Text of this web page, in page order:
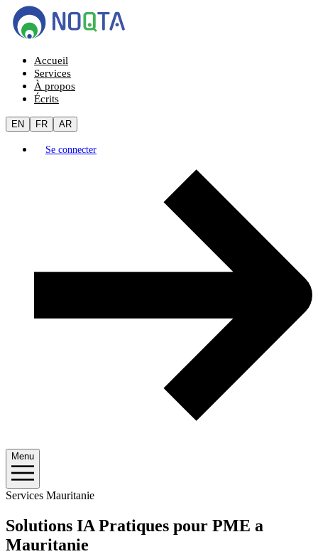
Accueil
Services
À propos
Écrits
EN FR AR
Se connecter
Menu
Services Mauritanie
Solutions IA Pratiques pour PME a
Mauritanie